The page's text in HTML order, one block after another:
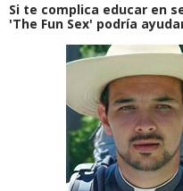
Si te complica educar en
'The Fun Sex' podría